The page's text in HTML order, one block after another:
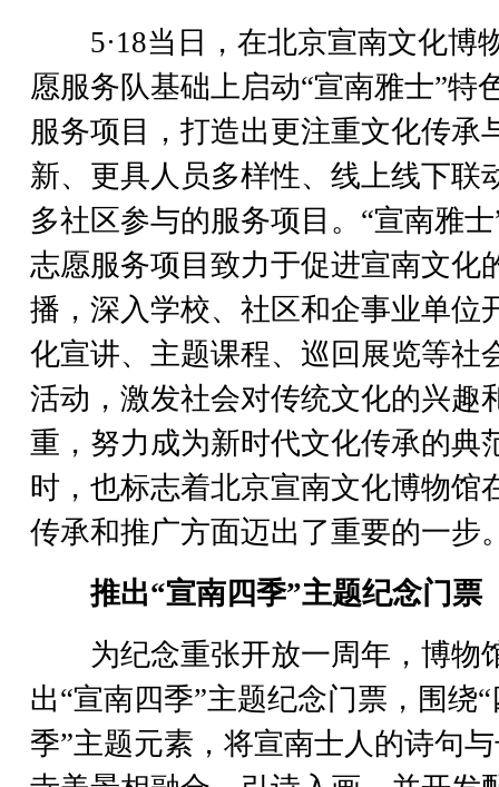
5·18当日，在北京宣南文化博
愿服务队基础上启动“宣南雅士”特
服务项目，打造出更注重文化传承
新、更具人员多样性、线上线下联
多社区参与的服务项目。“宣南雅
志愿服务项目致力于促进宣南文化
播，深入学校、社区和企事业单位
化宣讲、主题课程、巡回展览等社
活动，激发社会对传统文化的兴趣
重，努力成为新时代文化传承的典
时，也标志着北京宣南文化博物馆
传承和推广方面迈出了重要的一步
推出“宣南四季”主题纪念门票
为纪念重张开放一周年，博物
出“宣南四季”主题纪念门票，围绕“
季”主题元素，将宣南士人的诗句